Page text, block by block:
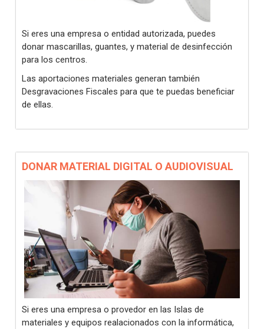
Si eres una empresa o entidad autorizada, puedes
donar mascarillas, guantes, y material de desinfección
para los centros.
Las aportaciones materiales generan también
Desgravaciones Fiscales para que te puedas beneficiar
de ellas.
DONAR MATERIAL DIGITAL O AUDIOVISUAL
Si eres una empresa o provedor en las Islas de
materiales y equipos realacionados con la informática,